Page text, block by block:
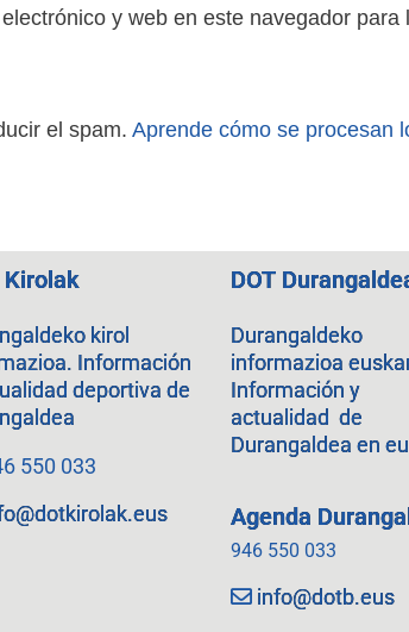
y web en este navegador
el spam. Aprende cómo se procesan
Kirolak
kirol
Información
deportiva de
550 033
DOT
Durangaldeko
informazioa
Información y
actualidad de
Durangaldea en
Agenda
946 550 033
info@dotb.eus